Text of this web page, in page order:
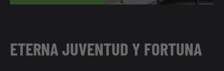
ETERNA JUVENTUD Y FORTUNA